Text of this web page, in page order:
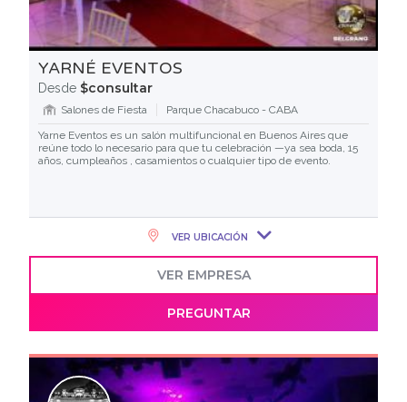
YARNÉ EVENTOS
Desde $consultar
Salones de Fiesta
Parque Chacabuco - CABA
Yarne Eventos es un salón multifuncional en Buenos Aires que
reúne todo lo necesario para que tu celebración —ya sea boda, 15
años, cumpleaños , casamientos o cualquier tipo de evento.
VER UBICACIÓN
VER EMPRESA
PREGUNTAR